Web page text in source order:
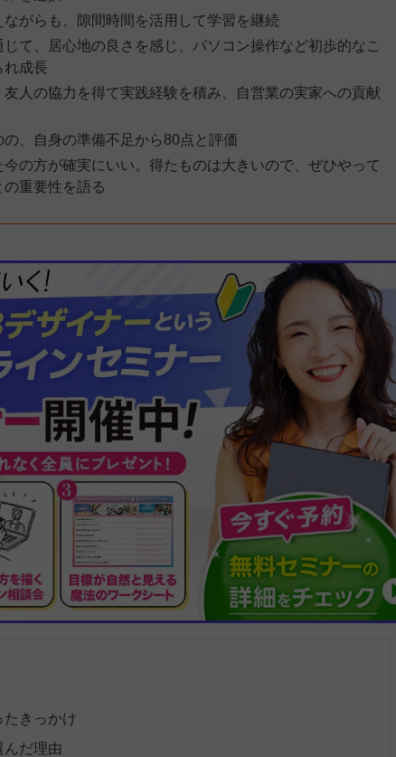
がらも、隙間時間を活用して学習を継続
て、居心地の良さを感じ、パソコン操作など初歩的なこ
れ成長
人の協力を得て実践経験を積み、自営業の実家への貢献
、自身の準備不足から80点と評価
今の方が確実にいい。得たものは大きいので、ぜひやって
重要性を語る
たきっかけ
んだ理由